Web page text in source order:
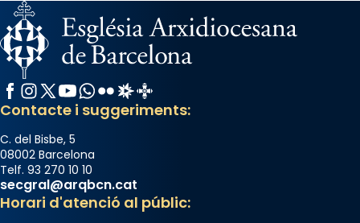
Facebook
Instagram
X / Twitter
YouTube
WhatsApp
FlickrRadio Estel
Catalunya Cristiana
Contacte i suggeriments:
C. del Bisbe, 5
08002 Barcelona
Telf. 93 270 10 10
secgral@arqbcn.cat
Horari d'atenció al públic: